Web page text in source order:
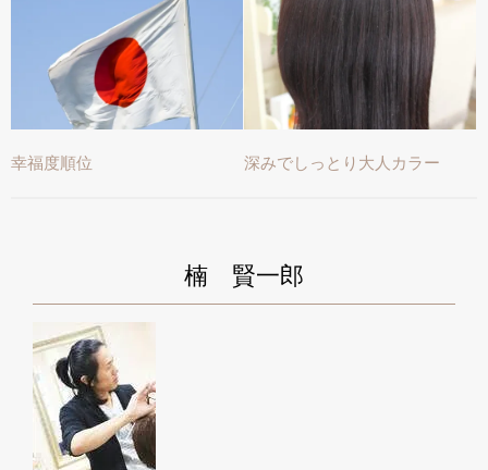
幸福度順位 深みでしっとり大人カラー
楠 賢一郎